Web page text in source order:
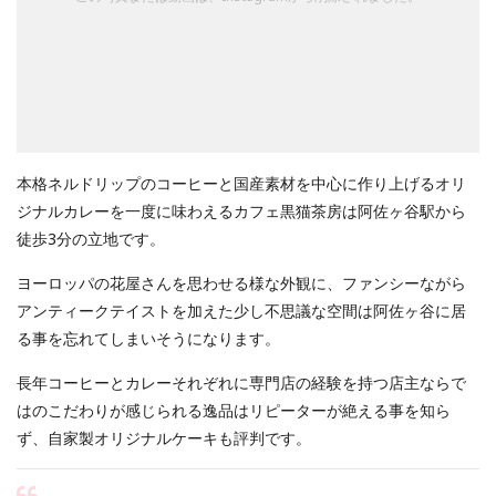
本格ネルドリップのコーヒーと国産素材を中心に作り上げるオリ
ジナルカレーを一度に味わえるカフェ黒猫茶房は阿佐ヶ谷駅から
徒歩3分の立地です。
ヨーロッパの花屋さんを思わせる様な外観に、ファンシーながら
アンティークテイストを加えた少し不思議な空間は阿佐ヶ谷に居
る事を忘れてしまいそうになります。
長年コーヒーとカレーそれぞれに専門店の経験を持つ店主ならで
はのこだわりが感じられる逸品はリピーターが絶える事を知ら
ず、自家製オリジナルケーキも評判です。